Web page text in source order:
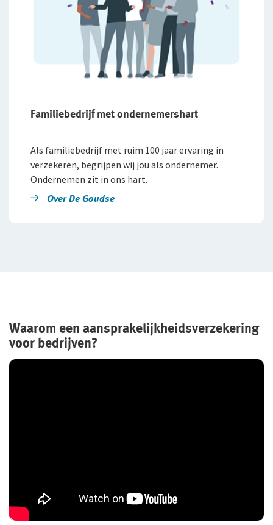
Familiebedrijf met ondernemershart​
Als familiebedrijf met ruim 100 jaar ervaring in
verzekeren, begrijpen wij jou als ondernemer.
Ondernemen zit in ons hart.
Over De Goudse
Waarom een aansprakelijkheidsverzekering
voor bedrijven?